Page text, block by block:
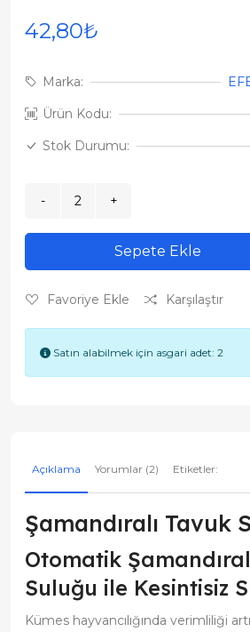
42,80₺
Marka:
Ürün Kodu:
Stok Durumu:
Sepete Ekle
Favoriye Ekle Karşılaştır
Satın alabilmek için asgari adet: 2
Açıklama Yorumlar (2) Etiketler:
Şamandıralı Tavuk
Otomatik
Suluğu ile Kesintisiz
Kümes hayvancılığında verimliliği